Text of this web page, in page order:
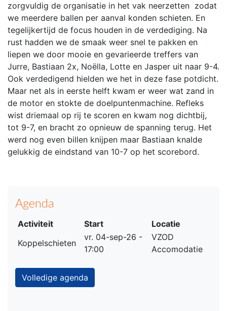
zorgvuldig de organisatie in het vak neerzetten zodat
we meerdere ballen per aanval konden schieten. En
tegelijkertijd de focus houden in de verdediging. Na
rust hadden we de smaak weer snel te pakken en
liepen we door mooie en gevarieerde treffers van
Jurre, Bastiaan 2x, Noëlla, Lotte en Jasper uit naar 9-4.
Ook verdedigend hielden we het in deze fase potdicht.
Maar net als in eerste helft kwam er weer wat zand in
de motor en stokte de doelpuntenmachine. Refleks
wist driemaal op rij te scoren en kwam nog dichtbij,
tot 9-7, en bracht zo opnieuw de spanning terug. Het
werd nog even billen knijpen maar Bastiaan knalde
gelukkig de eindstand van 10-7 op het scorebord.
Agenda
Activiteit Start
Locatie
Koppelschieten
vr. 04-sep-26 -
17:00
VZOD
Accomodatie
Volledige agenda